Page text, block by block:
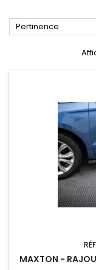
Pertinence
MAXTON -